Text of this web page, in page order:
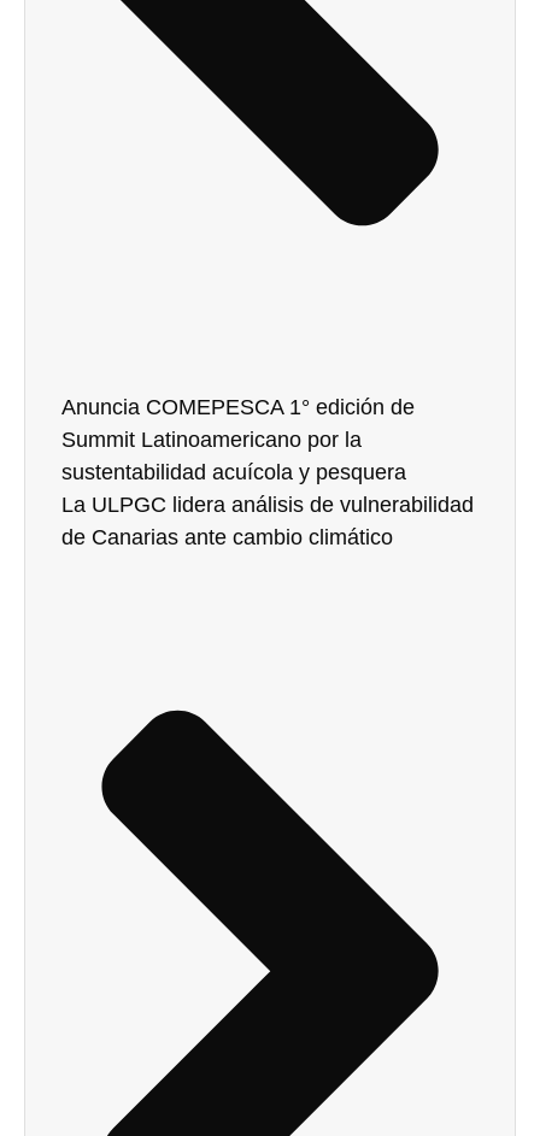
Anuncia COMEPESCA 1° edición de
Summit Latinoamericano por la
sustentabilidad acuícola y pesquera
La ULPGC lidera análisis de vulnerabilidad
de Canarias ante cambio climático